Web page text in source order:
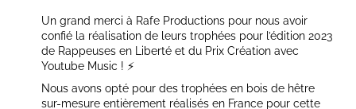
Un grand merci à Rafe Productions pour nous avoir
confié la réalisation de leurs trophées pour l’édition 2023
de Rappeuses en Liberté et du Prix Création avec
Youtube Music ! ⚡
Nous avons opté pour des trophées en bois de hêtre
sur-mesure entièrement réalisés en France pour cette